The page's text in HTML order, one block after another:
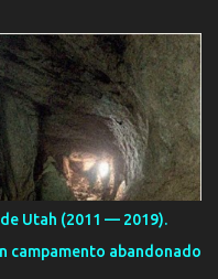
Utah (2011 — 2019).
campamento abandonado